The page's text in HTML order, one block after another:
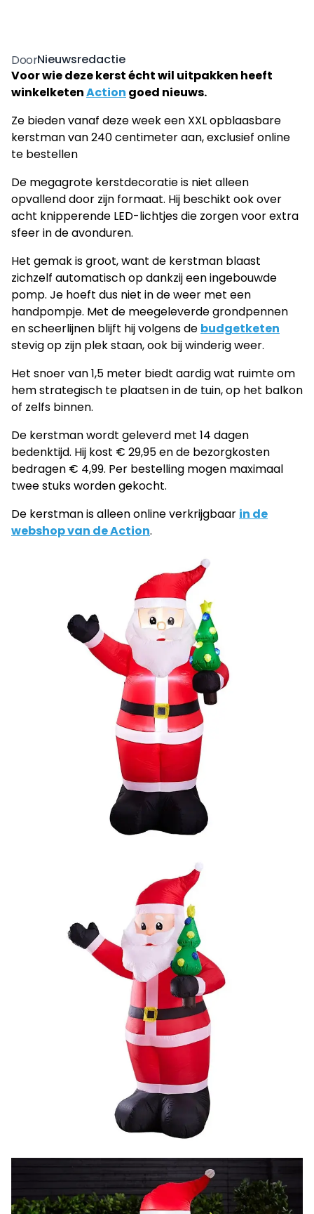
DoorNieuwsredactie
Voor wie deze kerst écht wil uitpakken heeft
winkelketenAction goed nieuws.
Ze bieden vanaf deze week een XXL opblaasbare
kerstman van 240 centimeter aan, exclusief online
te bestellen
De megagrote kerstdecoratie is niet alleen
opvallend door zijn formaat. Hij beschikt ook over
acht knipperende LED-lichtjes die zorgen voor extra
sfeer in de avonduren.
Het gemak is groot, want de kerstman blaast
zichzelf automatisch op dankzij een ingebouwde
pomp. Je hoeft dus niet in de weer met een
handpompje. Met de meegeleverde grondpennen
en scheerlijnen blijft hij volgens de budgetketen
stevig op zijn plek staan, ook bij winderig weer.
Het snoer van 1,5 meter biedt aardig wat ruimte om
hem strategisch te plaatsen in de tuin, op het balkon
of zelfs binnen.
De kerstman wordt geleverd met 14 dagen
bedenktijd. Hij kost € 29,95 en de bezorgkosten
bedragen € 4,99. Per bestelling mogen maximaal
twee stuks worden gekocht.
De kerstman is alleen online verkrijgbaar in de
webshop van de Action.